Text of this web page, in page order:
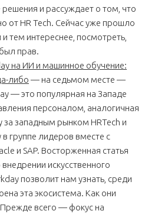
решения и рассуждает о том, что
от HR Tech. Сейчас уже прошло
тем интереснее, посмотреть,
прав.
на ИИ и машинное обучение:
либо — на седьмом месте —
— это популярная на Западе
персоналом, аналогичная
за западным рынком HRTech и
группе лидеров вместе с
и SAP. Восторженная статья
искусственного
позволит нам узнать, среди
эта экосистема. Как они
всего — фокус на